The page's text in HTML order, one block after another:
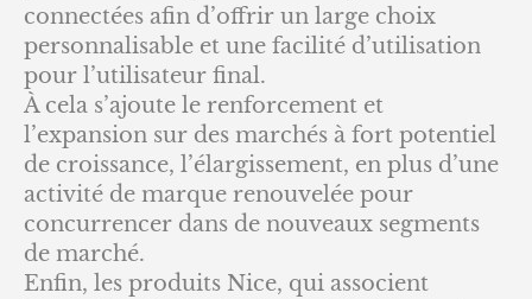
connectées afin d’offrir un large choix
personnalisable et une facilité d’utilisation
pour l’utilisateur final.
À cela s’ajoute le renforcement et
l’expansion sur des marchés à fort potentiel
de croissance, l’élargissement, en plus d’une
activité de marque renouvelée pour
concurrencer dans de nouveaux segments
de marché.
Enfin, les produits Nice, qui associent